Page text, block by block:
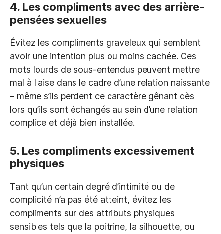
4. Les compliments avec des arrière-
pensées sexuelles
Évitez les compliments graveleux qui semblent
avoir une intention plus ou moins cachée. Ces
mots lourds de sous-entendus peuvent mettre
mal à l'aise dans le cadre d’une relation naissante
– même s’ils perdent ce caractère gênant dès
lors qu’ils sont échangés au sein d’une relation
complice et déjà bien installée.
5. Les compliments excessivement
physiques
Tant qu’un certain degré d’intimité ou de
complicité n’a pas été atteint, évitez les
compliments sur des attributs physiques
sensibles tels que la poitrine, la silhouette, ou